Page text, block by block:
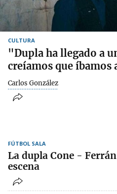
CULTURA
"Dupla ha llegado a
creíamos que
Carlos González
FÚTBOL SALA
La dupla Cone -
escena